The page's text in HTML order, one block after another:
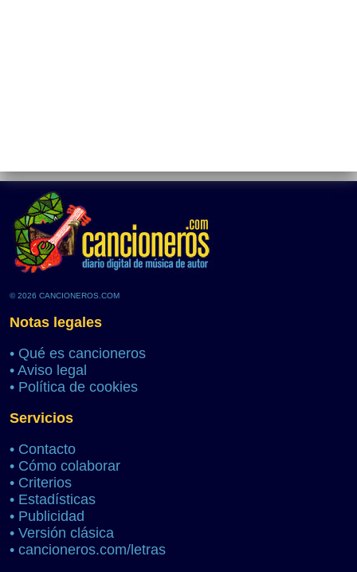
© 2026 CANCIONEROS.COM
Notas legales
• Qué es cancioneros
• Aviso legal
• Política de cookies
Servicios
• Contacto
• Cómo colaborar
• Criterios
• Estadísticas
• Publicidad
• Versión clásica
• cancioneros.com/letras